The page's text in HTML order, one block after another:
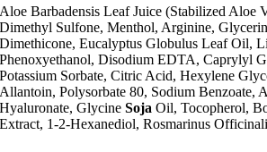
Aloe Barbadensis Leaf Juice (Stabilized Aloe
Dimethyl Sulfone, Menthol, Arginine,
Dimethicone, Eucalyptus Globulus Leaf Oil,
Phenoxyethanol, Disodium EDTA, Caprylyl
Potassium Sorbate, Citric Acid, Hexylene
Allantoin, Polysorbate 80, Sodium Benzoate,
Hyaluronate, GlycineSoja Oil, Tocopherol,
Extract, 1-2-Hexanediol, Rosmarinus